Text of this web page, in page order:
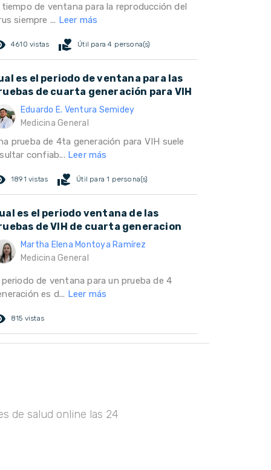
tiempo de ventana para la reproducción del
siempre ... Leer más
4610 vistas volunteer_activism Útil para 4 persona(s)
es el periodo de ventana para las
de cuarta generación para VIH
Eduardo E. Ventura Semidey
Medicina General
prueba de 4ta generación para VIH suele
confiab... Leer más
1891 vistas volunteer_activism Útil para 1 persona(s)
es el periodo ventana de las
de VIH de cuarta generacion
Martha Elena Montoya Ramírez
Medicina General
periodo de ventana para un prueba de 4
es d... Leer más
815 vistas
de salud online las 24